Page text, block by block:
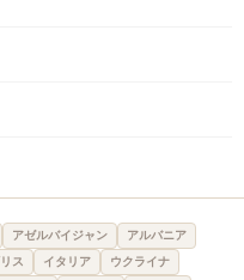
アゼルバイジャン
アルバニア
ス イタリア
ウクライナ